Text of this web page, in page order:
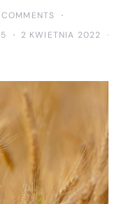
2 KWIETNIA 2022